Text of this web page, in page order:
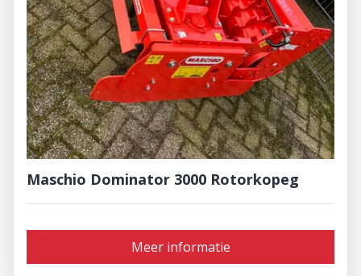
Maschio Dominator 3000 Rotorkopeg
Meer informatie